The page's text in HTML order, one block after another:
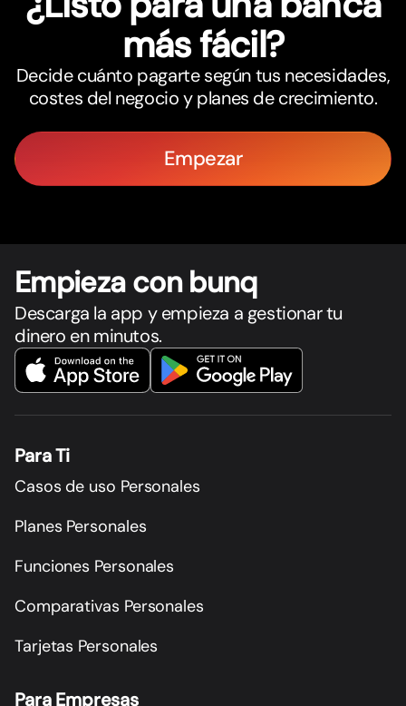
más fácil?
Decide cuánto pagarte según tus necesidades,
costes del negocio y planes de crecimiento.
Empezar
Empieza con bunq
Descarga la app y empieza a gestionar tu
dinero en minutos.
Para Ti
Casos de uso Personales
Planes Personales
Funciones Personales
Comparativas Personales
Tarjetas Personales
Para Empresas